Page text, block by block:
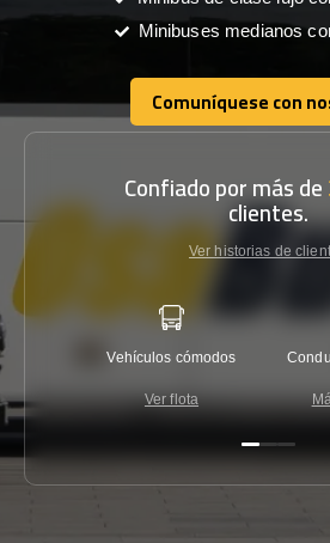
Minibuses medianos
Comuníquese con
Comuníquese con
Confiado por más de
clientes.
Ver historias de
Vehículos cómodos
Ver flota